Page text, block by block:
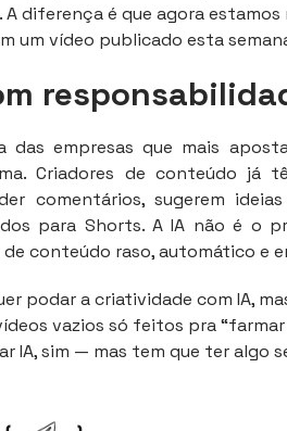
diferença é que agora
um vídeo publicado esta
das empresas que mais
Criadores de conteúdo já
comentários, sugerem
para Shorts. A IA não é o
conteúdo raso, automático e
podar a criatividade com IA,
vazios só feitos pra “farmar
IA, sim — mas tem que ter algo